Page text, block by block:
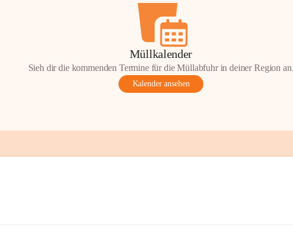
Müllkalender
Sieh dir die kommenden Termine für die Müllabfuhr in deiner Region
Kalender ansehen